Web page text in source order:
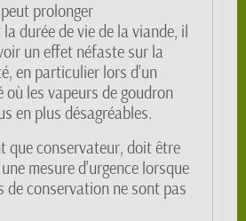
prolonger
durée de vie de la viande, il
un effet néfaste sur la
en particulier lors d'un
où les vapeurs de goudron
en plus désagréables.
que conservateur, doit être
mesure d'urgence lorsque
de conservation ne sont pas